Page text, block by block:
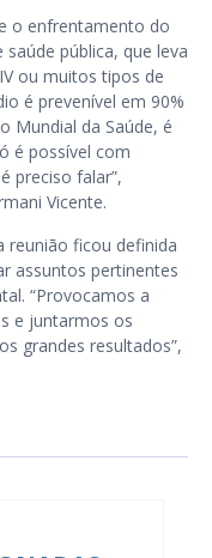
o enfrentamento do
pública, que leva
ou muitos tipos de
é prevenível em 90%
Mundial da Saúde, é
é possível com
preciso falar”,
Vicente.
reunião ficou definida
assuntos pertinentes
“Provocamos a
e juntarmos os
grandes resultados”,